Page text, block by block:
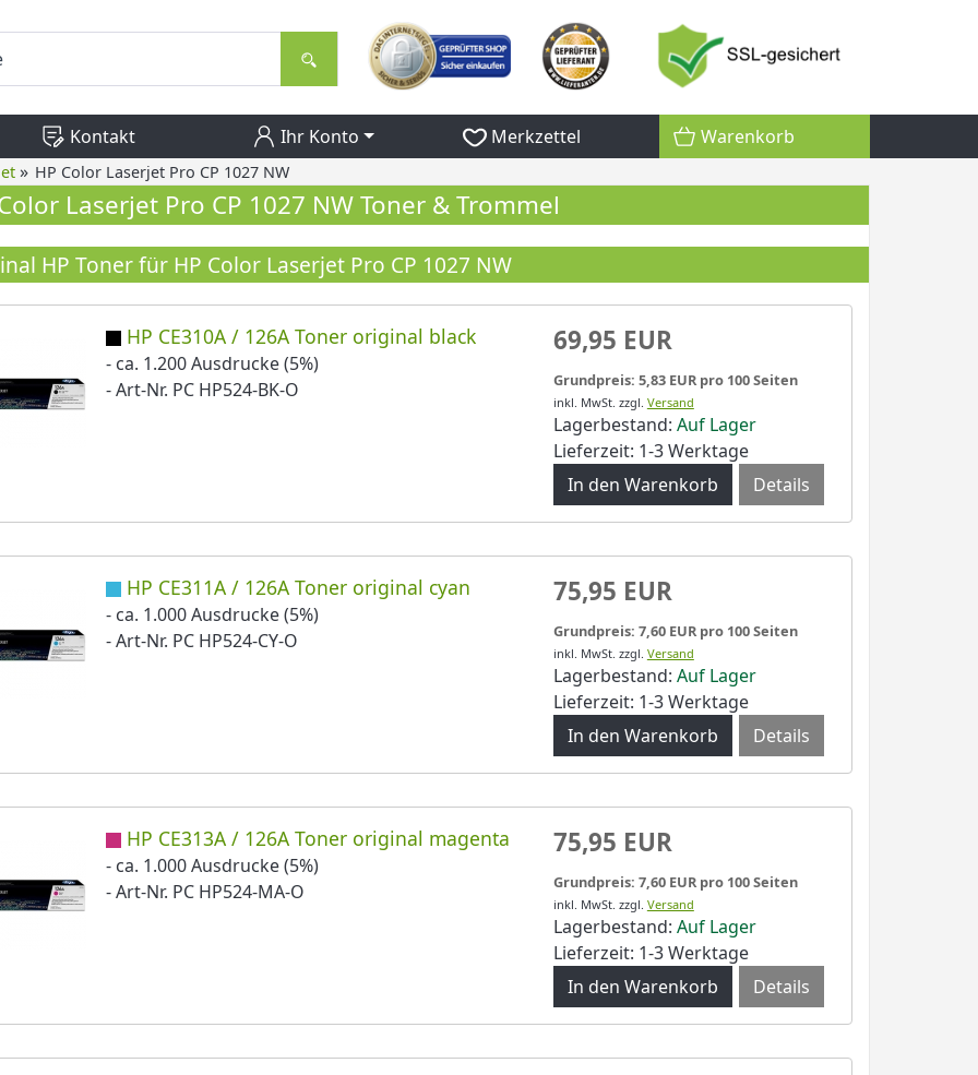
Kontakt Ihr Konto Merkzettel Warenkorb
» HP Color Laserjet Pro CP 1027 NW
Laserjet Pro CP 1027 NW Toner & Trommel
HP Toner für HP Color Laserjet Pro CP 1027 NW
HP CE310A / 126A Toner original black
- ca. 1.200 Ausdrucke (5%)
- Art-Nr. PC HP524-BK-O
69,95 EUR
Grundpreis: 5,83 EUR pro 100 Seiten
inkl. MwSt. zzgl. Versand
Lagerbestand: Auf Lager
Lieferzeit: 1-3 Werktage
Details
HP CE311A / 126A Toner original cyan
- ca. 1.000 Ausdrucke (5%)
- Art-Nr. PC HP524-CY-O
75,95 EUR
Grundpreis: 7,60 EUR pro 100 Seiten
inkl. MwSt. zzgl. Versand
Lagerbestand: Auf Lager
Lieferzeit: 1-3 Werktage
Details
HP CE313A / 126A Toner original magenta
- ca. 1.000 Ausdrucke (5%)
- Art-Nr. PC HP524-MA-O
75,95 EUR
Grundpreis: 7,60 EUR pro 100 Seiten
inkl. MwSt. zzgl. Versand
Lagerbestand: Auf Lager
Lieferzeit: 1-3 Werktage
Details